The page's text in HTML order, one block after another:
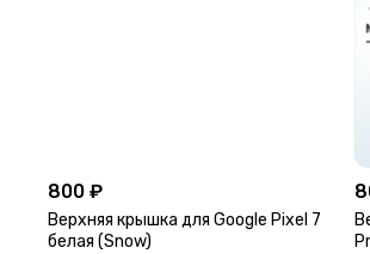
800 ₽
Верхняя крышка для Google Pixel 7
белая (Snow)